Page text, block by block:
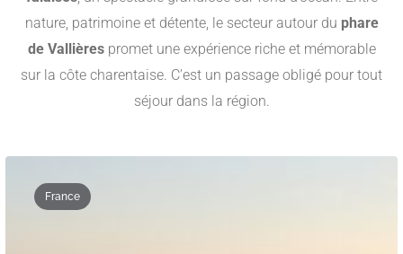
nature, patrimoine et détente, le secteur autour du phare
de Vallièrespromet une expérience riche et mémorable
sur la côte charentaise. C’est un passage obligé pour tout
séjour dans la région.
France